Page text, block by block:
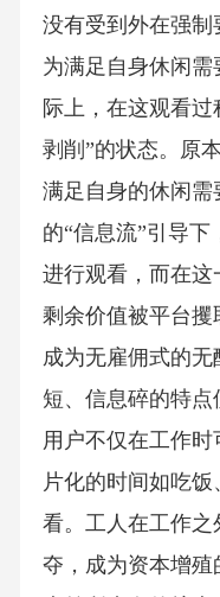
没有受到外在强
为满足自身休闲
际上，在这观看
剥削”的状态。原
满足自身的休闲需
的“信息流”引导
进行观看，而在
剩余价值被平台
成为无雇佣式的无
短、信息碎的特点
用户不仅在工作
片化的时间如吃
看。工人在工作
夺，成为资本增